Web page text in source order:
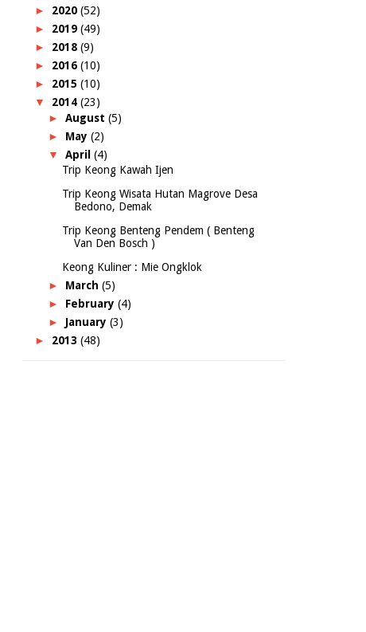
► 2020 (52)
► 2019 (49)
► 2018 (9)
► 2016 (10)
► 2015 (10)
▼ 2014 (23)
► August (5)
► May (2)
▼ April (4)
Trip Keong Kawah Ijen
Trip Keong Wisata Hutan Magrove Desa
Bedono, Demak
Trip Keong Benteng Pendem ( Benteng
Van Den Bosch )
Keong Kuliner : Mie Ongklok
► March (5)
► February (4)
► January (3)
► 2013 (48)